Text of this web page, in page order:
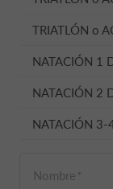
TRIATLÓN o
NATACIÓN 1
NATACIÓN 2
NATACIÓN 3-
Nombre